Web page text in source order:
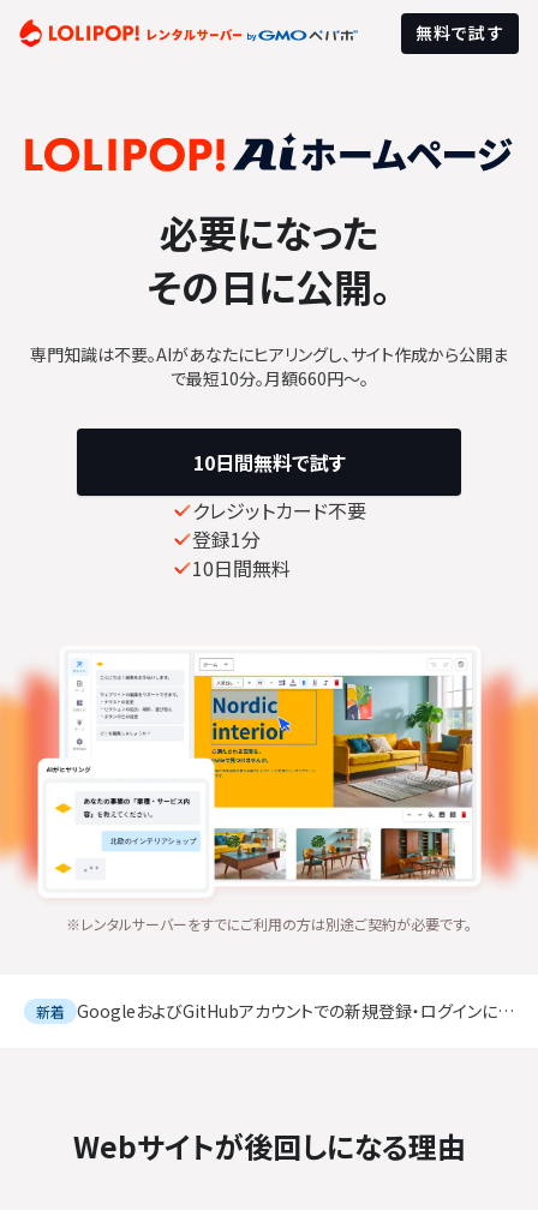
無料で試す
必要になった
その日に公開。
専門知識は不要。AIがあなたにヒアリングし、サイト作成から公開ま
で最短10分。月額660円〜。
10日間無料で試す
クレジットカード不要
登録1分
10日間無料
※レンタルサーバーをすでにご利用の方は別途ご契約が必要です。
新着 GoogleおよびGitHubアカウントでの新規登録・ログインに対応いたしました
Webサイトが後回しになる理由